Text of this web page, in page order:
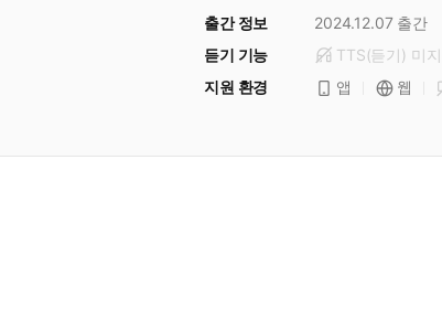
출간 정보 2024.12.07 출간
듣기 기능
TTS(듣기) 미
지원 환경
앱 웹